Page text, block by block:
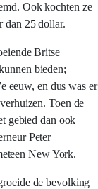
Ook kochten ze
dan 25 dollar.
Britse
bieden;
eeuw, en dus was er
Toen de
gebied dan ook
Peter
New York.
de bevolking